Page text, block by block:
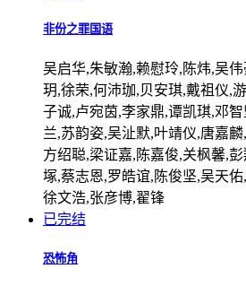
非份之罪国语
吴启华,朱敏瀚,赖慰玲,陈炜,吴
玥,徐荣,何沛珈,贝安琪,戴祖仪,
子诚,卢宛茵,李家鼎,谭凯琪,邓
兰,苏韵姿,吴沚默,叶靖仪,唐嘉
方绍聪,梁证嘉,陈嘉俊,关枫馨,
塚,蔡志恩,罗皓谊,陈俊坚,吴天
徐文浩,张彦博,翟锋
已完结
恐怖角